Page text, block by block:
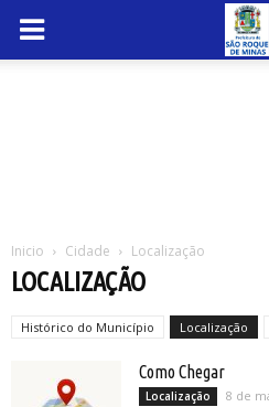
Inicio Cidade Localização
LOCALIZAÇÃO
Histórico do Município Localização
Como Chegar
Localização 8 de